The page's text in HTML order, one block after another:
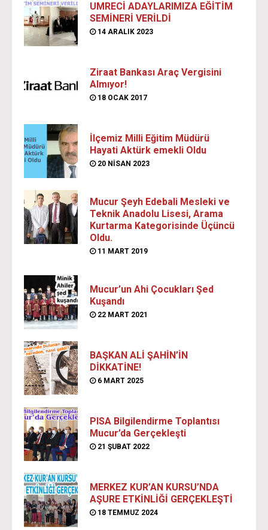
UMRECİ ADAYLARIMIZA EĞİTİM
SEMİNERİ VERİLDİ
14 ARALIK 2023
Ziraat Bankası Araç Vergisini
Almıyor!
18 OCAK 2017
İlçemiz Milli Eğitim Müdürü
Hayati Aktürk emekli Oldu
20 NISAN 2023
Mucur Şeyh Edebali Mesleki ve
Teknik Anadolu Lisesi, Arama
Kurtarma Kategorisinde Üçüncü
Oldu.
11 MART 2019
Mucur’un Ahi Çocukları Şed
Kuşandı
22 MART 2021
BAŞKAN ALİ ŞAHİN’İN
DİKKATİNE!
6 MART 2025
PISA Bilgilendirme Toplantısı
Mucur’da Gerçekleşti
21 ŞUBAT 2022
MERKEZ KUR’AN KURSU’NDA
AŞURE ETKİNLİĞİ GERÇEKLEŞTİ
18 TEMMUZ 2024